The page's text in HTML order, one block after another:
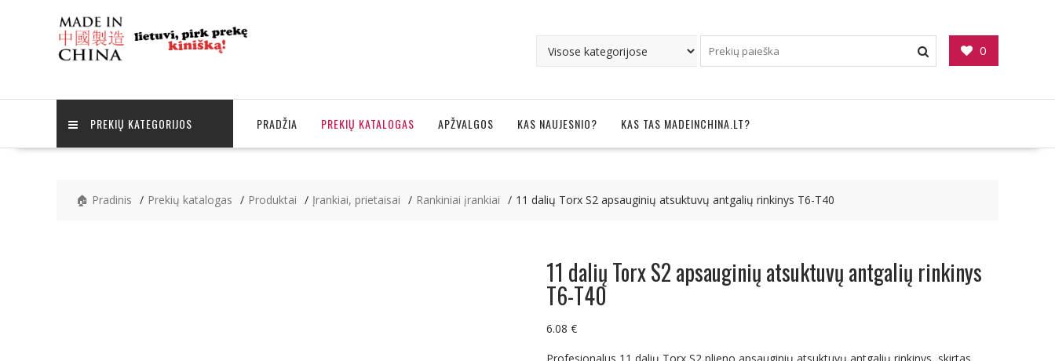
0
PREKIŲ KATEGORIJOS PRADŽIA PREKIŲ KATALOGAS APŽVALGOS KAS NAUJESNIO? KAS TAS MADEINCHINA.LT?
🏠 Pradinis Prekių katalogas Produktai Įrankiai, prietaisai Rankiniai įrankiai 11 dalių Torx S2 apsauginių atsuktuvų antgalių rinkinys T6-T40
11 dalių Torx S2 apsauginių atsuktuvų antgalių rinkinys
T6-T40
6.08 €